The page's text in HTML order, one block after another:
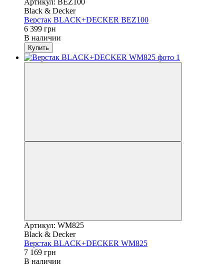
Black & Decker
Верстак BLACK+DECKER BEZ100
6 399 грн
В наличии
Купить
Артикул: WM825
Black & Decker
Верстак BLACK+DECKER WM825
7 169 грн
В наличии